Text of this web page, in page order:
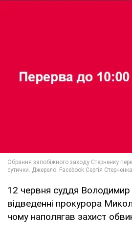
12 червня суддя Володимир
відведенні прокурора
чому наполягав захист